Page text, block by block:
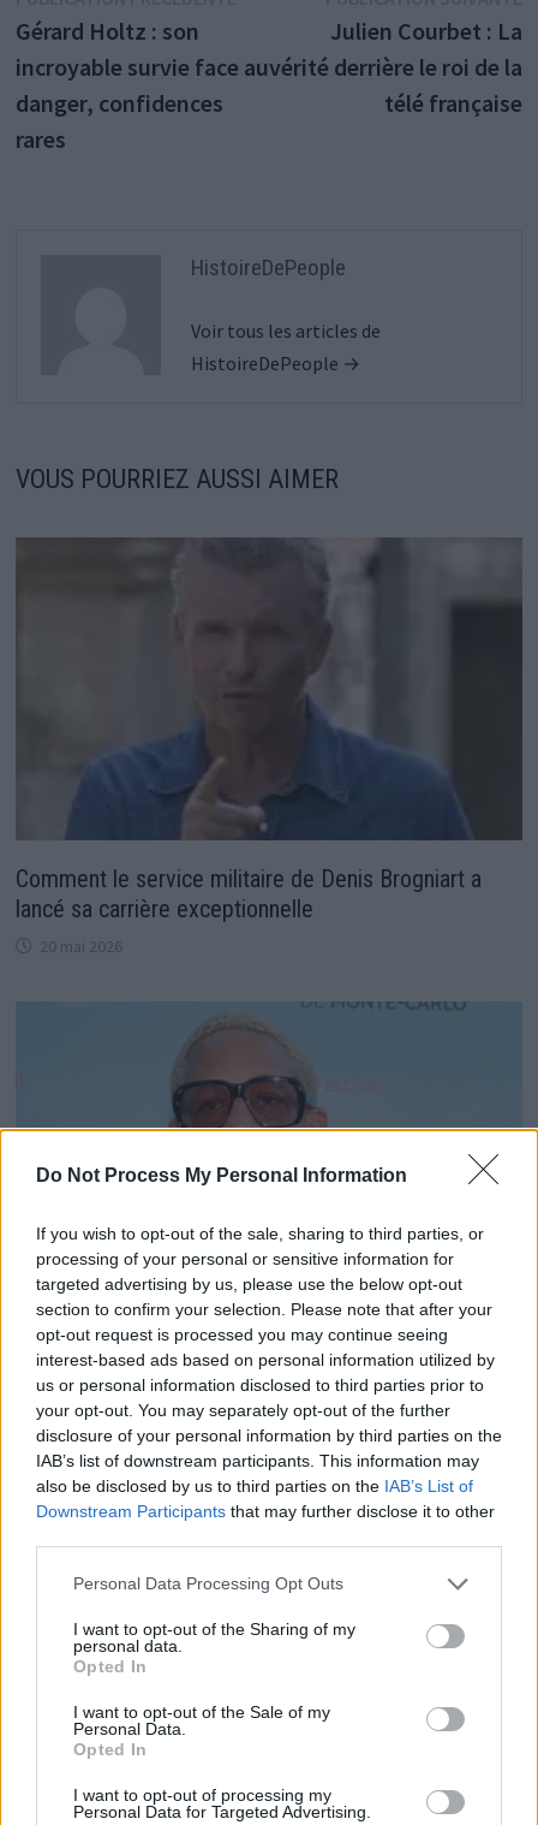
Do Not Process My Personal Information
If you wish to opt-out of the sale, sharing to third parties, or
processing of your personal or sensitive information for
targeted advertising by us, please use the below opt-out
section to confirm your selection. Please note that after your
opt-out request is processed you may continue seeing
interest-based ads based on personal information utilized by
us or personal information disclosed to third parties prior to
your opt-out. You may separately opt-out of the further
disclosure of your personal information by third parties on the
IAB’s list of downstream participants. This information may
also be disclosed by us to third parties on the IAB’s List of
Downstream Participants that may further disclose it to other
Personal Data Processing Opt Outs
I want to opt-out of the Sharing of my
personal data.
Opted In
I want to opt-out of the Sale of my
Personal Data.
Opted In
I want to opt-out of processing my
Personal Data for Targeted Advertising.
de
l’article
précédente :
Gérard Holtz : son
incroyable survie face au
danger, confidences
rares
Julien Courbet : La
vérité derrière le roi de la
télé française
HistoireDePeople
Voir tous les articles de
HistoireDePeople →
VOUS POURRIEZ AUSSI AIMER
Comment le service militaire de Denis Brogniart a
lancé sa carrière exceptionnelle
20 mai 2026
Joey Starr répond aux accusations de violences
envers son fils
15 juillet 2024
Aya Nakamura s’exprime sur sa rencontre avec